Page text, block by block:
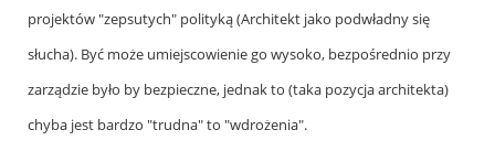
reply
to
by
Andrzej
projektów "zepsutych" polityką (Architekt jako podwładny się
słucha). Być może umiejscowienie go wysoko, bezpośrednio przy
zarządzie było by bezpieczne, jednak to (taka pozycja architekta)
chyba jest bardzo "trudna" to "wdrożenia".